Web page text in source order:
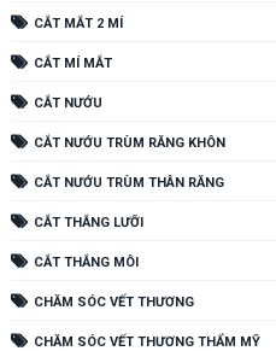
CẮT MẮT 2 MÍ
CẮT MÍ MẮT
CẮT NƯỚU
CẮT NƯỚU TRÙM RĂNG KHÔN
CẮT NƯỚU TRÙM THÂN RĂNG
CẮT THẮNG LƯỠI
CẮT THẮNG MÔI
CHĂM SÓC VẾT THƯƠNG
CHĂM SÓC VẾT THƯƠNG THẨM MỸ